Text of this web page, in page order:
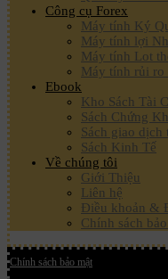
Công cụ Forex
Máy tính Ký
Máy tính lợi
Máy tính Lot
Máy tính rủi ro
Ebook
Kho Sách Tài
Sách Chứng
Sách giao dịch
Sách Kinh Tế
Về chúng tôi
Giới Thiệu
Liên hệ
Điều khoản &
Chính sách
Chính sách bảo mật